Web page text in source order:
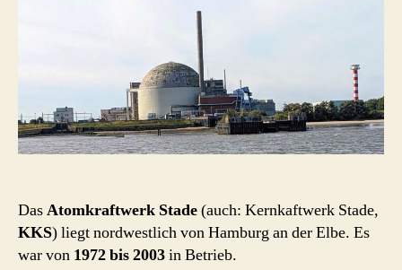
DasAtomkraftwerk Stade(auch: Kernkaftwerk Stade,
KKS) liegt nordwestlich von Hamburg an der Elbe. Es
war von 1972 bis 2003in Betrieb.